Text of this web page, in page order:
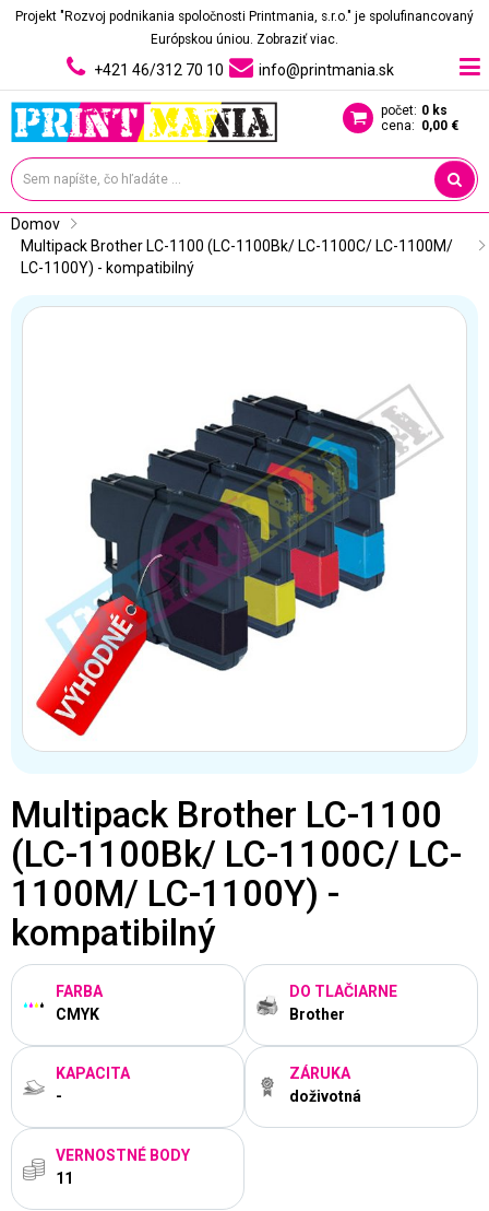
Projekt "Rozvoj podnikania spoločnosti Printmania, s.r.o." je spolufinancovaný
Európskou úniou. Zobraziť viac.
+421 46/312 70 10 info@printmania.sk
počet: 0 ks
cena: 0,00 €
Domov
Multipack Brother LC-1100 (LC-1100Bk/ LC-1100C/ LC-1100M/
LC-1100Y) - kompatibilný
Multipack Brother LC-1100
(LC-1100Bk/ LC-1100C/ LC-
1100M/ LC-1100Y) -
kompatibilný
FARBA
CMYK
DO TLAČIARNE
Brother
KAPACITA
-
ZÁRUKA
doživotná
VERNOSTNÉ BODY
11